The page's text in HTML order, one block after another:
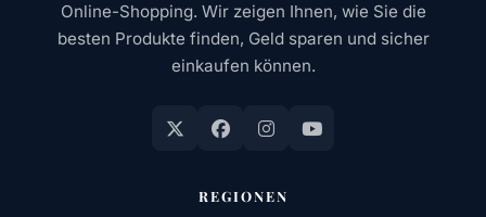
Online-Shopping. Wir zeigen Ihnen, wie Sie die
besten Produkte finden, Geld sparen und sicher
einkaufen können.
REGIONEN